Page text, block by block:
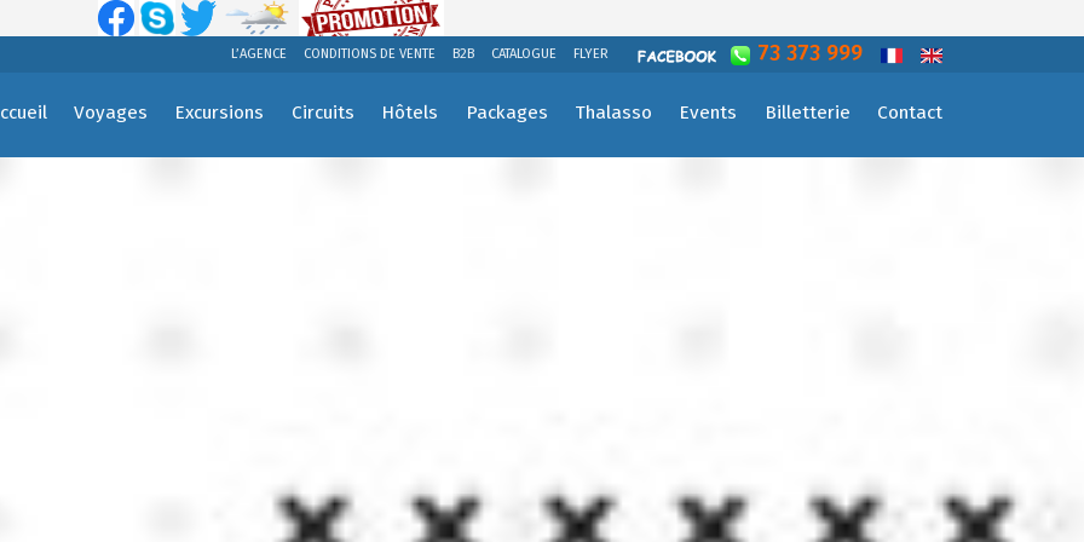
L’AGENCE CONDITIONS DE VENTE B2B CATALOGUE FLYER 73 373 999
Voyages Excursions Circuits Hôtels Packages Thalasso Events Billetterie Contact